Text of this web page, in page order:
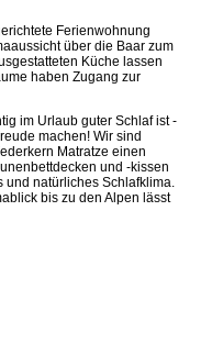
Ferienwohnung
über die Baar zum
Küche lassen
haben Zugang zur
im Urlaub guter Schlaf ist -
machen! Wir sind
Matratze einen
und -kissen
und natürliches Schlafklima.
bis zu den Alpen lässt